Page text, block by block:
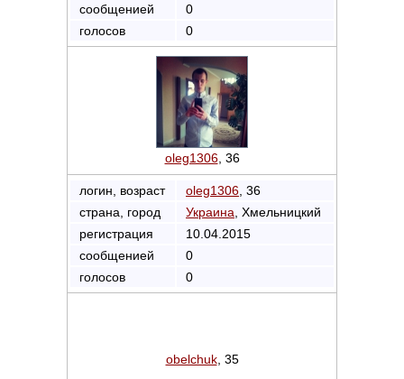
сообщенией
0
голосов
0
oleg1306, 36
логин, возраст oleg1306 , 36
страна, город
Украина , Хмельницкий
регистрация
10.04.2015
сообщенией
0
голосов
0
obelchuk, 35